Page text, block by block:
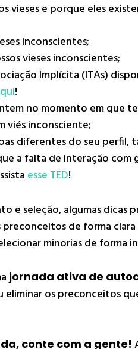
vieses e porque eles
inconscientes;
vieses inconscientes;
Implícita (ITAs)
!
no momento em que
viés inconsciente;
diferentes do seu
a falta de interação
esse TED!
e seleção, algumas
de forma
minorias de
jornada ativa de
os preconceitos
conte com a gente!